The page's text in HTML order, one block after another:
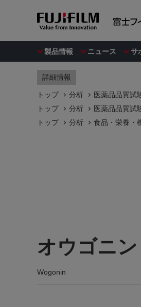
製品情報 ニュース サ
詳細情報
トップ 分析 医薬品品質試
トップ
分析 医薬品品質試
トップ
分析 食品・栄養・
オウゴニン
Wogonin